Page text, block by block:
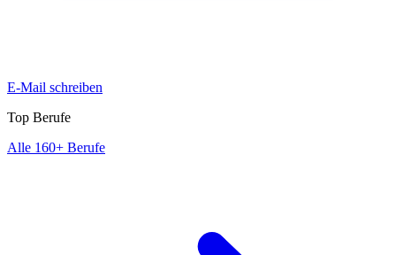
E-Mail schreiben
Top Berufe
Alle 160+ Berufe